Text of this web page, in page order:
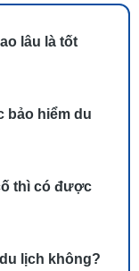
lâu là tốt
bảo hiểm du
thì có được
lịch không?